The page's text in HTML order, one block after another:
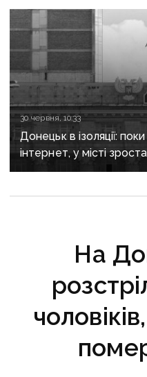
30 червня, 10:33
Донецьк в ізоляції:
інтернет, у місті
та води
На